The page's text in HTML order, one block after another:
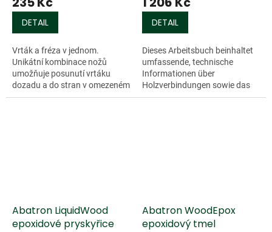
DETAIL
Vrták a fréza v jednom.
Unikátní kombinace nožů
umožňuje posunutí vrtáku
dozadu a do stran v omezeném
rozsahu. Vrták je stabilizován
DETAIL
Dieses Arbeitsbuch beinhaltet
umfassende, technische
Informationen über
Holzverbindungen sowie das
Design und die Konstruktion
Abatron LiquidWood
epoxidové pryskyřice
Abatron WoodEpox
epoxidový tmel